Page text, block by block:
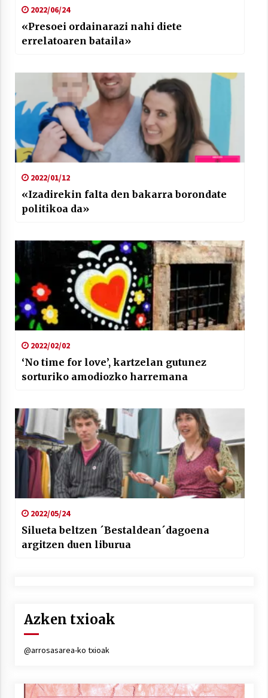
2022/06/24
«Presoei ordainarazi nahi diete
errelatoaren bataila»
2022/01/12
«Izadirekin falta den bakarra borondate
politikoa da»
2022/02/02
‘No time for love’, kartzelan gutunez
sorturiko amodiozko harremana
2022/05/24
Silueta beltzen ´Bestaldean´dagoena
argitzen duen liburua
Azken txioak
@arrosasarea-ko txioak